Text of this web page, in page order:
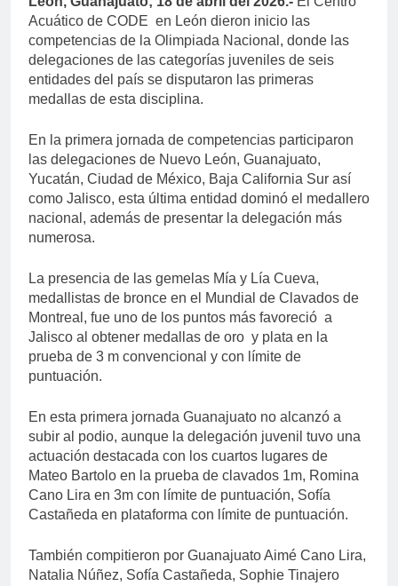
Acuático de CODE en León dieron inicio las
competencias de la Olimpiada Nacional, donde las
delegaciones de las categorías juveniles de seis
entidades del país se disputaron las primeras
medallas de esta disciplina.
En la primera jornada de competencias participaron
las delegaciones de Nuevo León, Guanajuato,
Yucatán, Ciudad de México, Baja California Sur así
como Jalisco, esta última entidad dominó el medallero
nacional, además de presentar la delegación más
numerosa.
La presencia de las gemelas Mía y Lía Cueva,
medallistas de bronce en el Mundial de Clavados de
Montreal, fue uno de los puntos más favoreció a
Jalisco al obtener medallas de oro y plata en la
prueba de 3 m convencional y con límite de
puntuación.
En esta primera jornada Guanajuato no alcanzó a
subir al podio, aunque la delegación juvenil tuvo una
actuación destacada con los cuartos lugares de
Mateo Bartolo en la prueba de clavados 1m, Romina
Cano Lira en 3m con límite de puntuación, Sofía
Castañeda en plataforma con límite de puntuación.
También compitieron por Guanajuato Aimé Cano Lira,
Natalia Núñez, Sofía Castañeda, Sophie Tinajero